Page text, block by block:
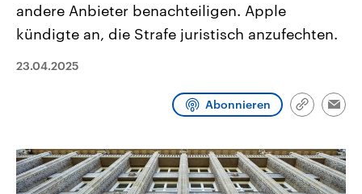
und Hintergründe zu den Parteien
und Kandidaten der anstehenden
Wahl.
Sendungen Programm Podcasts
andere Anbieter benachteiligen. Apple
kündigte an, die Strafe juristisch anzufechten.
23.04.2025
Abonnieren
Link